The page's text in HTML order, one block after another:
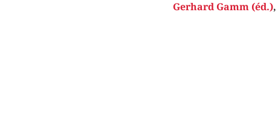
Gerhard Gamm (éd.),